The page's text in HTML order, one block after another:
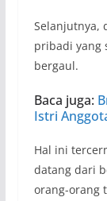
Selanjutnya,
pribadi yang
bergaul.
Baca juga:
Istri
Hal ini
datang dari
orang-orang